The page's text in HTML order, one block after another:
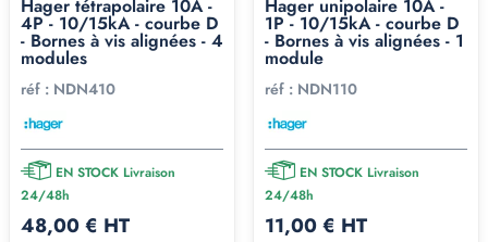
Hager tétrapolaire 10A -
4P - 10/15kA - courbe D
- Bornes à vis alignées - 4
modules
réf : NDN410
EN STOCK Livraison
24/48h
48,00 € HT
Hager unipolaire 10A -
1P - 10/15kA - courbe D
- Bornes à vis alignées - 1
module
réf : NDN110
EN STOCK Livraison
24/48h
11,00 € HT